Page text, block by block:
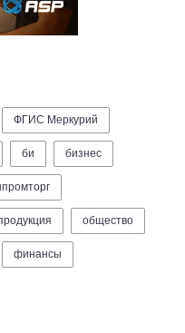
ФГИС Меркурий
би бизнес
общество
финансы